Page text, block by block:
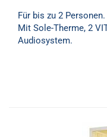
Für bis zu 2
Mit Sole-Therme, 2
Audiosystem.